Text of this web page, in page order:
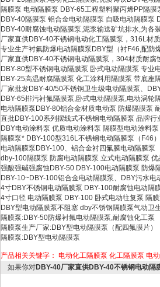
隔膜泵 电动隔膜泵 DBY-65工程塑料聚丙烯PP隔膜
DBY-40隔膜泵 铝合金电动隔膜泵 自吸电动隔膜泵
DBY-40耐腐蚀电动隔膜泵,泥浆输送矿坑排水,为各
厂家直供DBY-40不锈钢电动化工隔膜泵，316L材
专业生产衬氟防爆电动隔膜泵DBY型（衬F46,配防
厂家直供DBY-40不锈钢电动隔膜泵，304材质耐腐
DBY-80型不锈钢电动隔膜泵 卧式电动隔膜泵 专业
DBY-25高温耐腐隔膜泵 化工涂料用隔膜泵 带底座
厂家批发DBY-40/50不锈钢卫生级电动隔膜泵、
DBY-65排污衬氟隔膜泵,卧式电动隔膜泵,电动涡轮
电动隔膜泵DBY-80铝合金材质电动泵 防爆隔膜泵
直批DBY-100系列摆线式不锈钢电动隔膜泵 品牌行
DBY电动涂料泵 优质电动涂料泵 隔膜型电动涂料泵
隔膜泵* DBY-100型316L不锈钢电动隔膜泵（F46）
电动隔膜泵DBY-100、铝合金衬四氟膜电动隔膜泵
dby-100隔膜泵 防腐电动隔膜泵 立式电动隔膜泵 优
强酸强碱强腐蚀DBY-50 DBY-100电动隔膜泵 防爆
DBY-10~DBY-100铝合金电动隔膜泵、DBY污水电
4寸DBY不锈钢电动隔膜泵 DBY-100耐腐蚀电动隔
4寸口径 电动隔膜泵 DBY-100 卧式电动往复泵 隔
DBY型电动隔膜泵不阻塞 dby不锈钢隔膜泵气动卫
隔膜泵:DBY-50防爆衬氟电动隔膜泵,耐腐蚀化工泵
隔膜泵生产厂家:DBY型电动隔膜泵（配四氟膜片）
隔膜泵:DBY型电动隔膜泵
产品相关关键字： 电动化工隔膜泵 化工隔膜泵 电
如果你对DBY-40厂家直供DBY-40不锈钢电动隔